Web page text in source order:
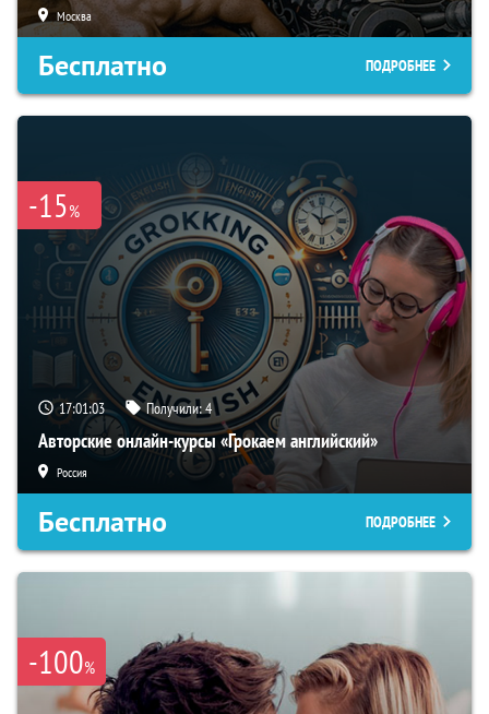
Москва
Бесплатно ПОДРОБНЕЕ
-15%
17:01:02 Получили:4
Авторские онлайн-курсы «Грокаем английский»
Россия
Бесплатно ПОДРОБНЕЕ
-100%